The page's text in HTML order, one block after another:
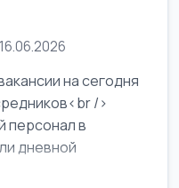
на сегодня
/>
персонал в
дневной